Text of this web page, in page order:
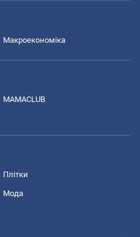
Макроекономіка
MAMACLUB
Плітки
Мода